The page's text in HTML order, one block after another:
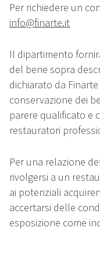
Per richiedere un
info@finarte.it
Il dipartimento
del bene sopra
dichiarato da
conservazione dei
parere qualificato e
restauratori
Per una relazione
rivolgersi a un
ai potenziali
accertarsi delle
esposizione come